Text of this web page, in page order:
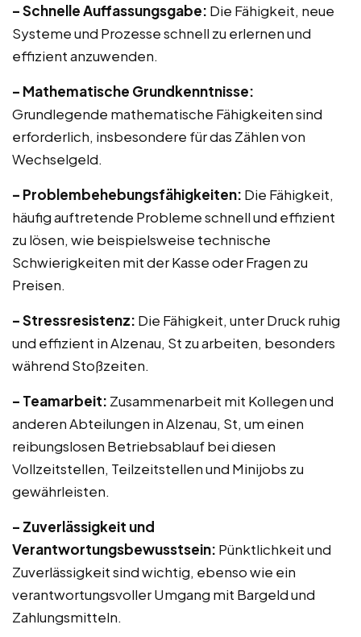
– Schnelle Auffassungsgabe: Die Fähigkeit, neue
Systeme und Prozesse schnell zu erlernen und
effizient anzuwenden.
– Mathematische Grundkenntnisse:
Grundlegende mathematische Fähigkeiten sind
erforderlich, insbesondere für das Zählen von
Wechselgeld.
– Problembehebungsfähigkeiten: Die Fähigkeit,
häufig auftretende Probleme schnell und effizient
zu lösen, wie beispielsweise technische
Schwierigkeiten mit der Kasse oder Fragen zu
Preisen.
– Stressresistenz: Die Fähigkeit, unter Druck ruhig
und effizient in Alzenau, St zu arbeiten, besonders
während Stoßzeiten.
– Teamarbeit: Zusammenarbeit mit Kollegen und
anderen Abteilungen in Alzenau, St, um einen
reibungslosen Betriebsablauf bei diesen
Vollzeitstellen, Teilzeitstellen und Minijobs zu
gewährleisten.
– Zuverlässigkeit und
Verantwortungsbewusstsein: Pünktlichkeit und
Zuverlässigkeit sind wichtig, ebenso wie ein
verantwortungsvoller Umgang mit Bargeld und
Zahlungsmitteln.